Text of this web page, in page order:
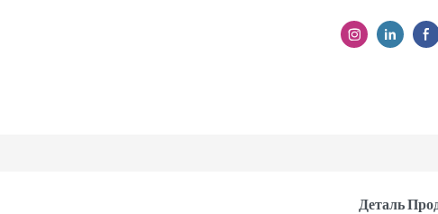
Деталь